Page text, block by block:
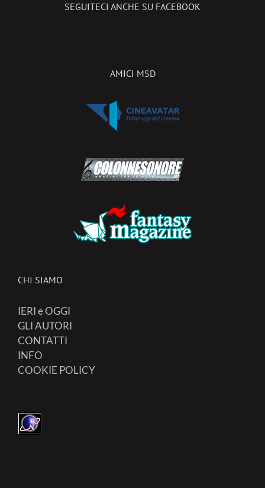
SEGUITECI ANCHE SU FACEBOOK
AMICI MSD
CHI SIAMO
IERI e OGGI
GLI AUTORI
CONTATTI
INFO
COOKIE POLICY